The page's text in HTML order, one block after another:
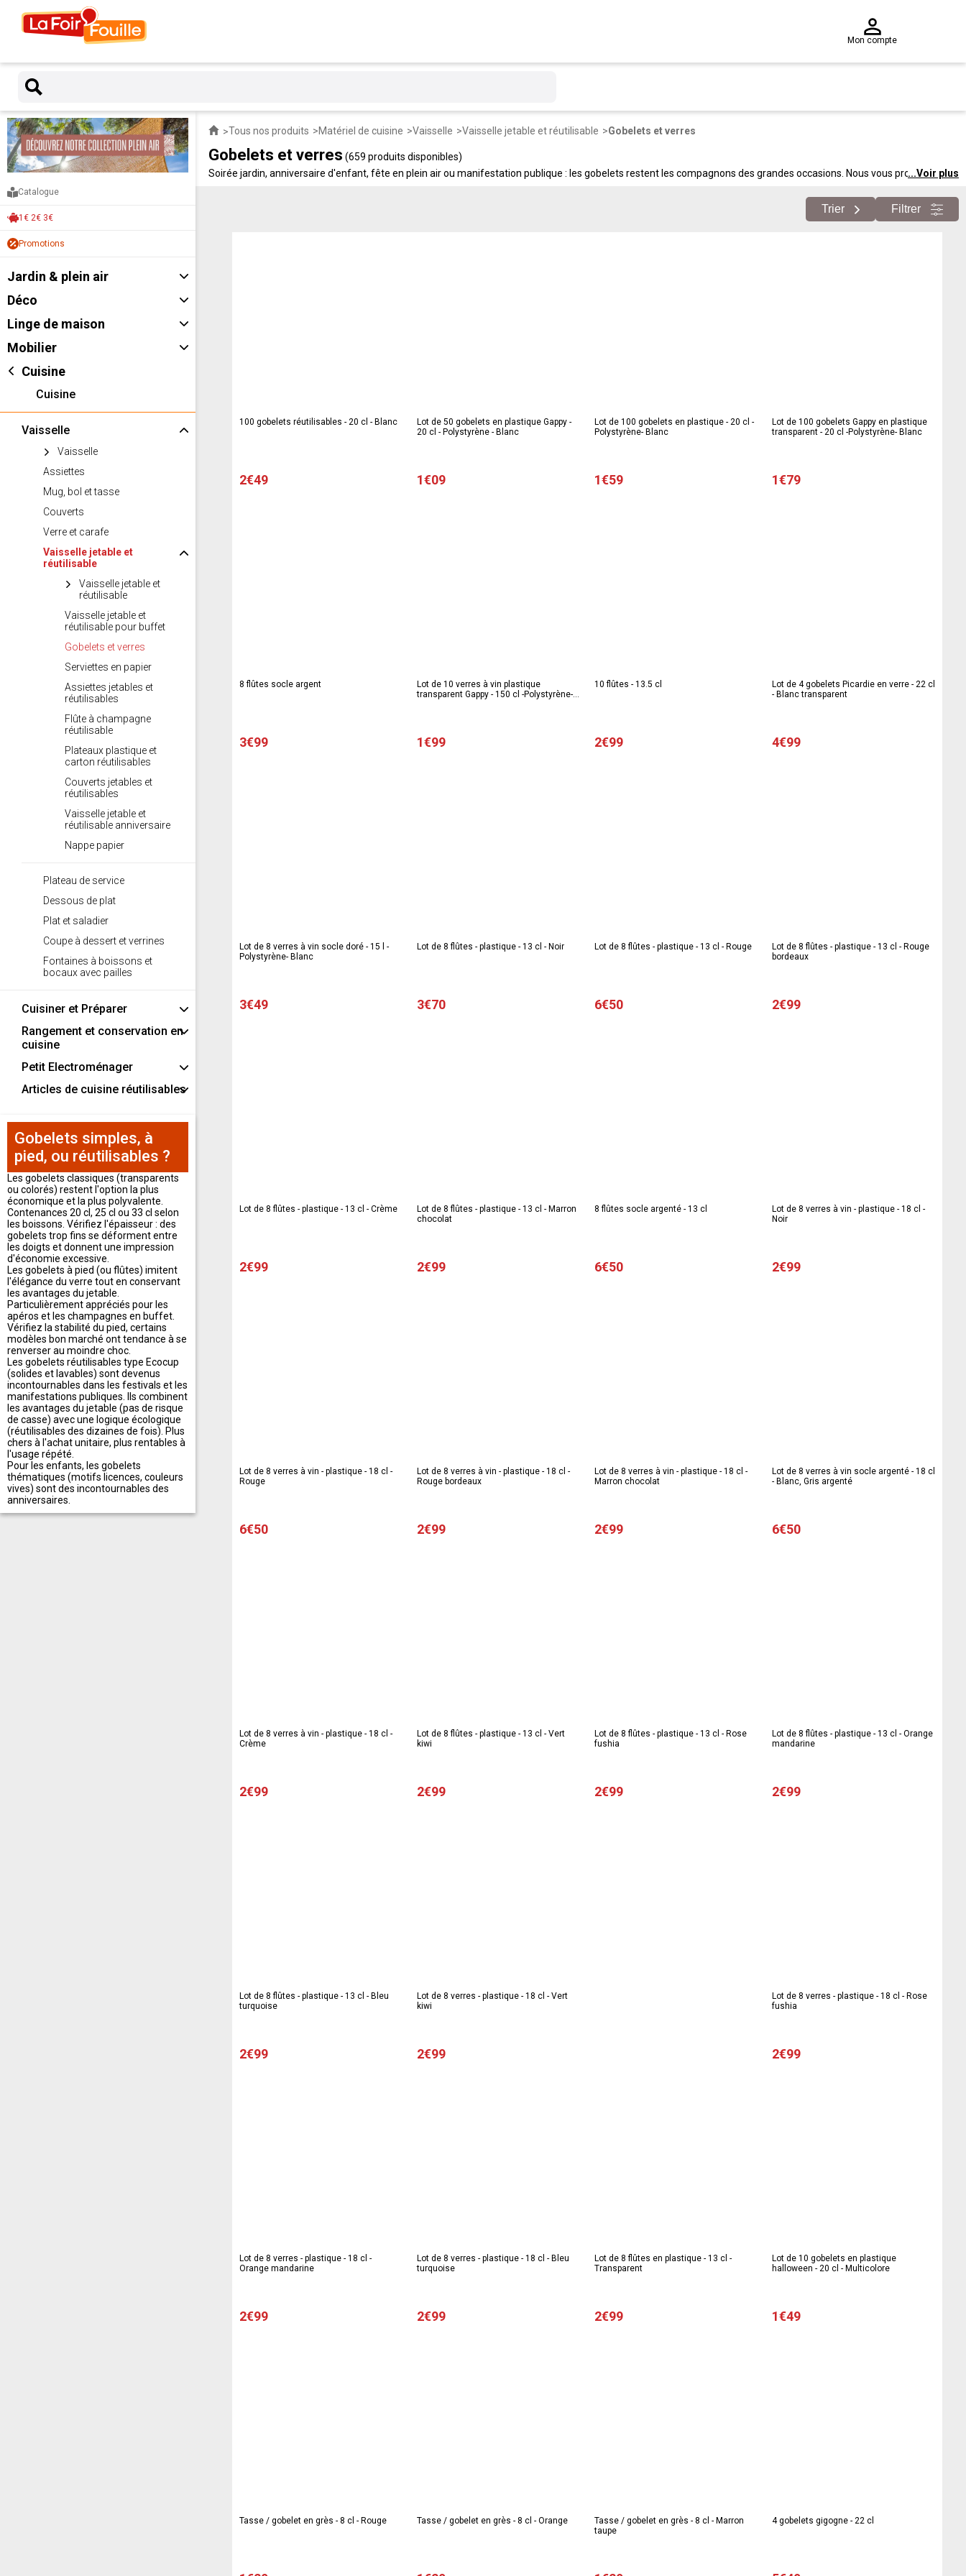
Mon compte
Catalogue
1€ 2€ 3€
Promotions
Jardin & plein air
Déco
Linge de maison
Mobilier
Cuisine
Cuisine
Vaisselle
Vaisselle
Assiettes
Mug, bol et tasse
Couverts
Verre et carafe
Vaisselle jetable et
réutilisable
Vaisselle jetable et
réutilisable
Vaisselle jetable et
réutilisable pour buffet
Gobelets et verres
Serviettes en papier
Assiettes jetables et
réutilisables
Flûte à champagne
réutilisable
Plateaux plastique et
carton réutilisables
Couverts jetables et
réutilisables
Vaisselle jetable et
réutilisable anniversaire
Nappe papier
Plateau de service
Dessous de plat
Plat et saladier
Coupe à dessert et verrines
Fontaines à boissons et
bocaux avec pailles
Cuisiner et Préparer
Rangement et conservation en
cuisine
Petit Electroménager
Articles de cuisine réutilisables
Gobelets simples, à
pied, ou réutilisables ?
Les gobelets classiques (transparents
ou colorés) restent l'option la plus
économique et la plus polyvalente.
Contenances 20 cl, 25 cl ou 33 cl selon
les boissons. Vérifiez l'épaisseur : des
gobelets trop fins se déforment entre
les doigts et donnent une impression
d'économie excessive.
Les gobelets à pied (ou flûtes) imitent
l'élégance du verre tout en conservant
les avantages du jetable.
Particulièrement appréciés pour les
apéros et les champagnes en buffet.
Vérifiez la stabilité du pied, certains
modèles bon marché ont tendance à se
renverser au moindre choc.
Les gobelets réutilisables type Ecocup
(solides et lavables) sont devenus
incontournables dans les festivals et les
manifestations publiques. Ils combinent
les avantages du jetable (pas de risque
de casse) avec une logique écologique
(réutilisables des dizaines de fois). Plus
chers à l'achat unitaire, plus rentables à
l'usage répété.
Pour les enfants, les gobelets
thématiques (motifs licences, couleurs
vives) sont des incontournables des
anniversaires.
Tous nos produits Matériel de cuisine Vaisselle Vaisselle jetable et réutilisable Gobelets et verres
Gobelets et verres (659 produits disponibles)
Soirée jardin, anniversaire d'enfant, fête en plein air ou manifestation publique : les gobelets restent les compagnons des grandes occasions. Nous vous proposons
...Voir plus
Trier Filtrer
100 gobelets réutilisables - 20 cl - Blanc
2€49
Lot de 50 gobelets en plastique Gappy -
20 cl - Polystyrène - Blanc
1€09
Lot de 100 gobelets en plastique - 20 cl -
Polystyrène- Blanc
1€59
Lot de 100 gobelets Gappy en plastique
transparent - 20 cl -Polystyrène- Blanc
1€79
8 flûtes socle argent
3€99
Lot de 10 verres à vin plastique
transparent Gappy - 150 cl -Polystyrène-
1€99
10 flûtes - 13.5 cl
2€99
Lot de 4 gobelets Picardie en verre - 22 cl
- Blanc transparent
4€99
Lot de 8 verres à vin socle doré - 15 l -
Polystyrène- Blanc
3€49
Lot de 8 flûtes - plastique - 13 cl - Noir
3€70
Lot de 8 flûtes - plastique - 13 cl - Rouge
6€50
Lot de 8 flûtes - plastique - 13 cl - Rouge
bordeaux
2€99
Lot de 8 flûtes - plastique - 13 cl - Crème
2€99
Lot de 8 flûtes - plastique - 13 cl - Marron
chocolat
2€99
8 flûtes socle argenté - 13 cl
6€50
Lot de 8 verres à vin - plastique - 18 cl -
Noir
2€99
Lot de 8 verres à vin - plastique - 18 cl -
Rouge
6€50
Lot de 8 verres à vin - plastique - 18 cl -
Rouge bordeaux
2€99
Lot de 8 verres à vin - plastique - 18 cl -
Marron chocolat
2€99
Lot de 8 verres à vin socle argenté - 18 cl
- Blanc, Gris argenté
6€50
Lot de 8 verres à vin - plastique - 18 cl -
Crème
2€99
Lot de 8 flûtes - plastique - 13 cl - Vert
kiwi
2€99
Lot de 8 flûtes - plastique - 13 cl - Rose
fushia
2€99
Lot de 8 flûtes - plastique - 13 cl - Orange
mandarine
2€99
Lot de 8 flûtes - plastique - 13 cl - Bleu
turquoise
2€99
Lot de 8 verres - plastique - 18 cl - Vert
kiwi
2€99
Lot de 8 verres - plastique - 18 cl - Rose
fushia
2€99
Lot de 8 verres - plastique - 18 cl -
Orange mandarine
2€99
Lot de 8 verres - plastique - 18 cl - Bleu
turquoise
2€99
Lot de 8 flûtes en plastique - 13 cl -
Transparent
2€99
Lot de 10 gobelets en plastique
halloween - 20 cl - Multicolore
1€49
Tasse / gobelet en grès - 8 cl - Rouge Tasse / gobelet en grès - 8 cl - Orange
Tasse / gobelet en grès - 8 cl - Marron
taupe
4 gobelets gigogne - 22 cl